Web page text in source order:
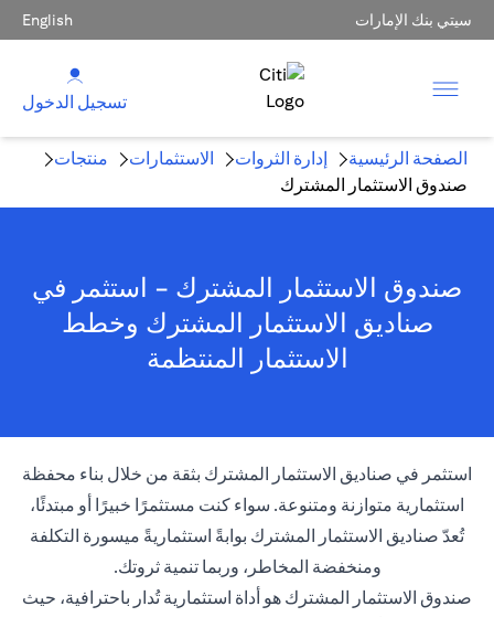
سيتي بنك الإمارات English
تسجيل الدخول
الصفحة الرئيسية إدارة الثروات الاستثمارات
منتجات
صندوق الاستثمار المشترك
صندوق الاستثمار المشترك - استثمر في
صناديق الاستثمار المشترك وخطط
الاستثمار المنتظمة
استثمر في صناديق الاستثمار المشترك بثقة من خلال بناء محفظة
استثمارية متوازنة ومتنوعة. سواء كنت مستثمرًا خبيرًا أو مبتدئًا،
تُعدّ صناديق الاستثمار المشترك بوابةً استثماريةً ميسورة التكلفة
ومنخفضة المخاطر، وربما تنمية ثروتك.
صندوق الاستثمار المشترك هو أداة استثمارية تُدار باحترافية، حيث